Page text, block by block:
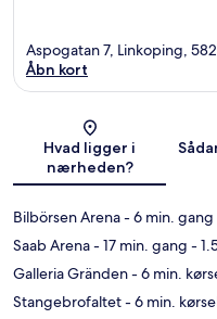
Aspogatan 7, Linkoping,
Åbn kort
Hvad ligger i
nærheden?
Bilbörsen Arena- 6 min. gang
Saab Arena- 17 min. gang -
Galleria Gränden- 6 min.
Stangebrofaltet- 6 min.